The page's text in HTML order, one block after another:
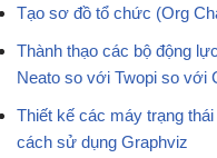
Tạo sơ đồ tổ chức (Org
Thành thạo các bộ động
Neato so với Twopi so với
Thiết kế các máy trạng
cách sử dụng Graphviz